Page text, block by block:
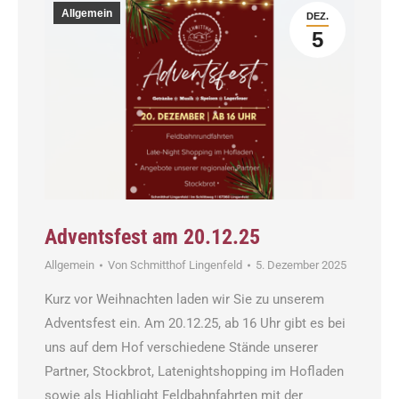
DEZ.
5
Allgemein
Adventsfest am 20.12.25
Allgemein Von Schmitthof Lingenfeld 5. Dezember 2025
Kurz vor Weihnachten laden wir Sie zu unserem
Adventsfest ein. Am 20.12.25, ab 16 Uhr gibt es bei
uns auf dem Hof verschiedene Stände unserer
Partner, Stockbrot, Latenightshopping im Hofladen
sowie als Highlight Feldbahnfahrten mit der